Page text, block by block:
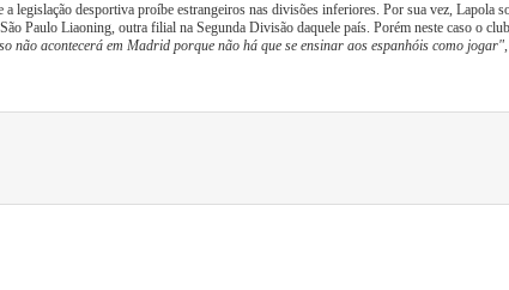
legislação desportiva proíbe estrangeiros nas divisões inferiores. Por sua vez, Lapola
Paulo Liaoning, outra filial na Segunda Divisão daquele país. Porém neste caso o
não acontecerá em Madrid porque não há que se ensinar aos espanhóis como jogar"